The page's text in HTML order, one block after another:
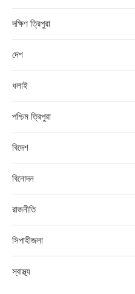
দক্ষিণ ত্রিপুরা
দেশ
ধলাই
পশ্চিম ত্রিপুরা
বিদেশ
বিনোদন
রাজনীতি
সিপাহীজলা
স্বাস্থ্য